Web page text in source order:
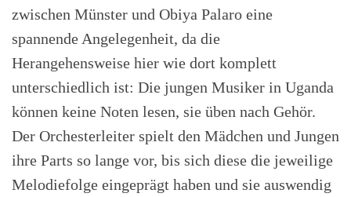
zwischen Münster und Obiya Palaro eine
spannende Angelegenheit, da die
Herangehensweise hier wie dort komplett
unterschiedlich ist: Die jungen Musiker in Uganda
können keine Noten lesen, sie üben nach Gehör.
Der Orchesterleiter spielt den Mädchen und Jungen
ihre Parts so lange vor, bis sich diese die jeweilige
Melodiefolge eingeprägt haben und sie auswendig